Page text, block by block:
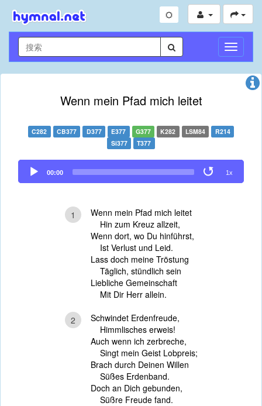
切
换
导
Wenn mein Pfad mich leitet
C282 CB377 D377 E377 G377 K282 LSM84
R214
Si377
T377
Audio
Player
00:00 1x
1
Wenn mein Pfad mich leitet
Hin zum Kreuz allzeit,
Wenn dort, wo Du hinführst,
Ist Verlust und Leid.
Lass doch meine Tröstung
Täglich, stündlich sein
Liebliche Gemeinschaft
Mit Dir Herr allein.
2
Schwindet Erdenfreude,
Himmlisches erweis!
Auch wenn ich zerbreche,
Singt mein Geist Lobpreis;
Brach durch Deinen Willen
Süßes Erdenband.
Doch an Dich gebunden,
Süßre Freude fand.